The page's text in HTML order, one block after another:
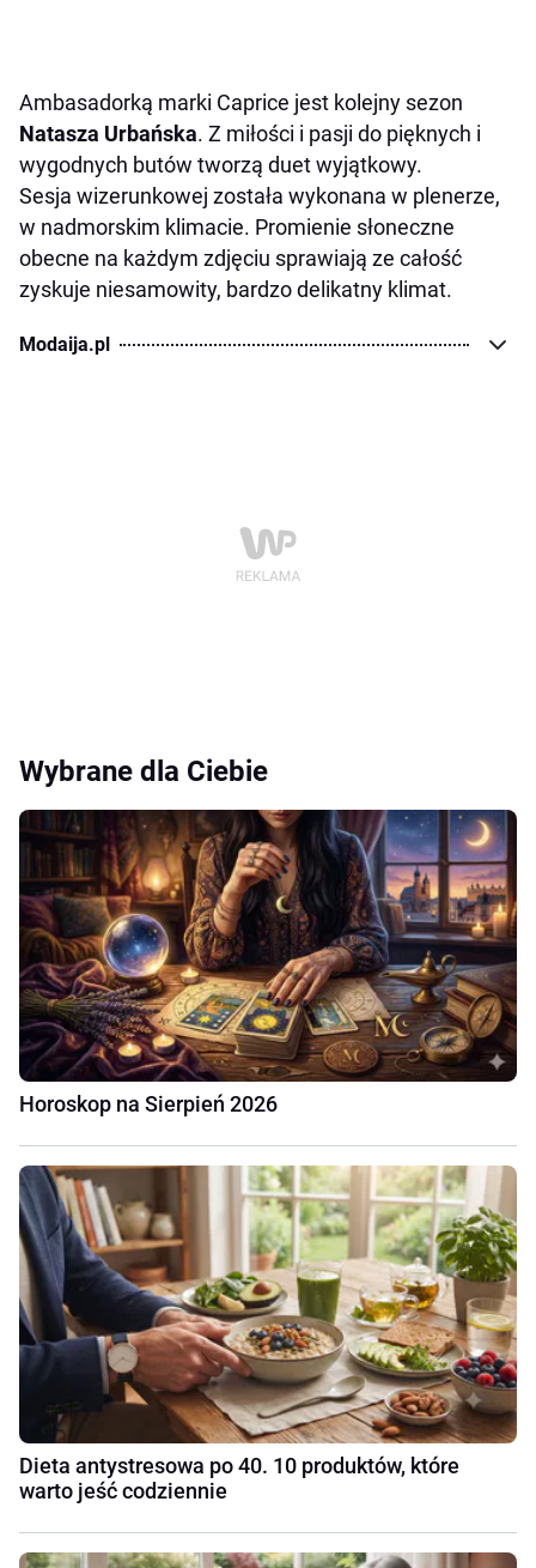
Ambasadorką marki Caprice jest kolejny sezon
Natasza Urbańska. Z miłości i pasji do pięknych i
wygodnych butów tworzą duet wyjątkowy.
Sesja wizerunkowej została wykonana w plenerze,
w nadmorskim klimacie. Promienie słoneczne
obecne na każdym zdjęciu sprawiają ze całość
zyskuje niesamowity, bardzo delikatny klimat.
Modaija.pl
Wybrane dla Ciebie
Horoskop na Sierpień 2026
Dieta antystresowa po 40. 10 produktów, które
warto jeść codziennie